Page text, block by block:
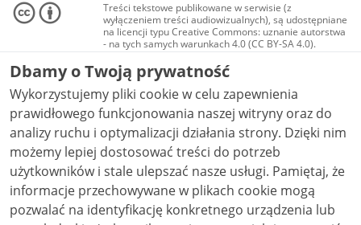
Treści tekstowe publikowane w serwisie (z
wyłączeniem treści audiowizualnych), są udostępniane
na licencji typu Creative Commons: uznanie autorstwa
- na tych samych warunkach 4.0 (CC BY-SA 4.0).
Materiały audiowizualne, w tym zdjęcia, materiały
audio i wideo, są udostępniane na licencji typu
Creative Commons: uznanie autorstwa użycie
niekomercyjne - bez utworów zależnych 4.0 (CC BY-
NC-ND 4.0), o ile nie jest to stwierdzone inaczej.
Dbamy o Twoją prywatność
Wykorzystujemy pliki cookie w celu zapewnienia
prawidłowego funkcjonowania naszej witryny oraz do
analizy ruchu i optymalizacji działania strony. Dzięki nim
możemy lepiej dostosować treści do potrzeb
użytkowników i stale ulepszać nasze usługi. Pamiętaj, że
informacje przechowywane w plikach cookie mogą
pozwalać na identyfikację konkretnego urządzenia lub